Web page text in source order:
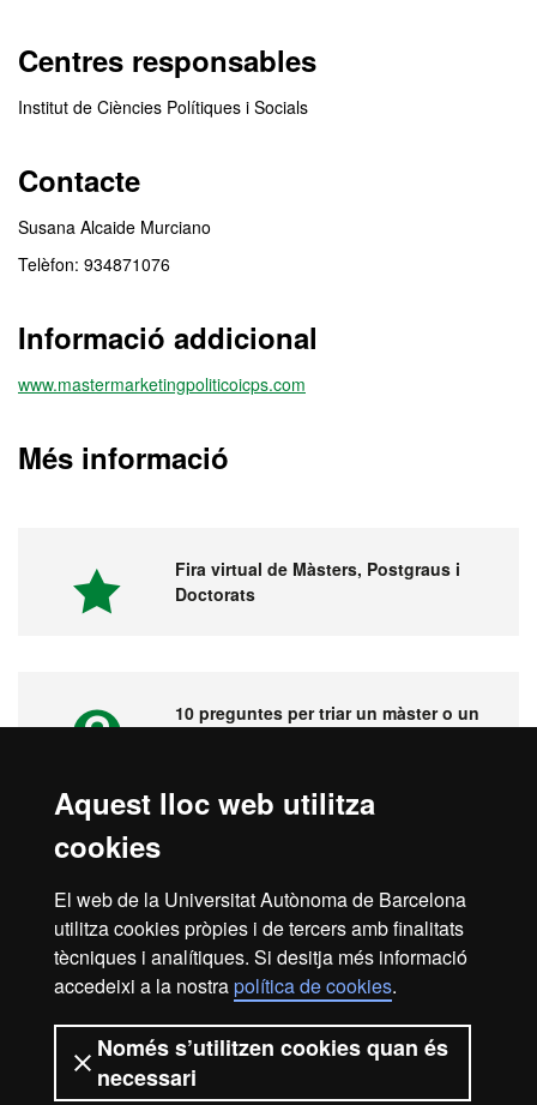
Aquest lloc web utilitza
cookies
El web de la Universitat Autònoma de Barcelona
utilitza cookies pròpies i de tercers amb finalitats
tècniques i analítiques. Si desitja més informació
accedeixi a la nostrapolítica de cookies.
Només s’utilitzen cookies quan és
necessari
Centres responsables
Institut de Ciències Polítiques i Socials
Contacte
Susana Alcaide Murciano
Telèfon: 934871076
Informació addicional
www.mastermarketingpoliticoicps.com
Més informació
Fira virtual de Màsters, Postgraus i
Doctorats
10 preguntes per triar un màster o un
Inici Avís legal
Protecció de dades
Sobre el web